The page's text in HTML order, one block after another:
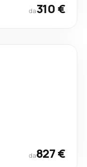
da310 €
da827 €